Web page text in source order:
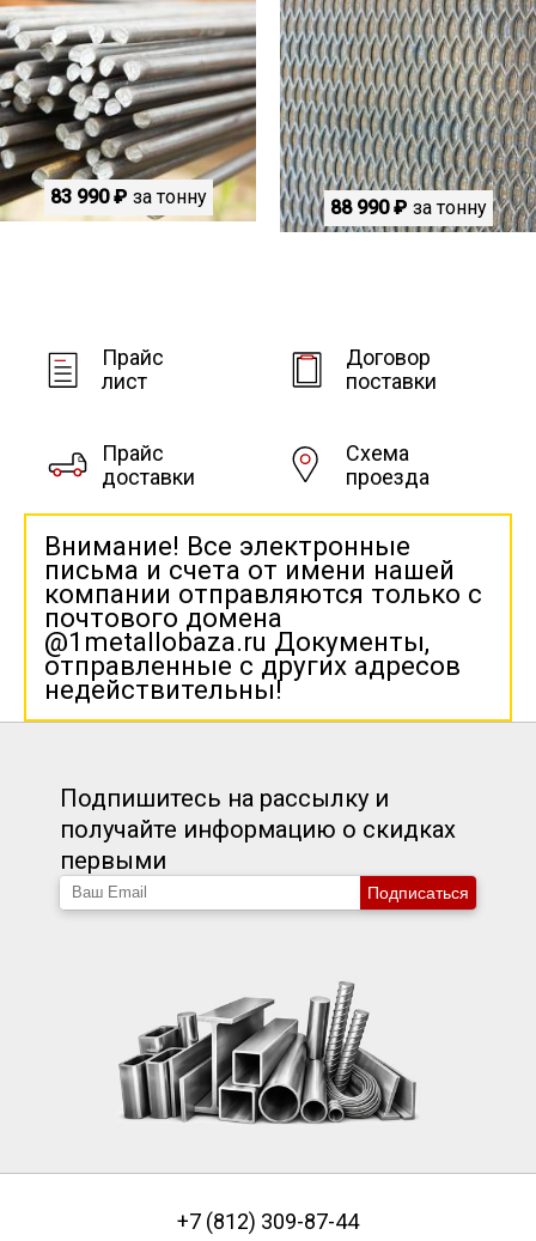
83 990 ₽ за тонну 88 990 ₽ за тонну
Прайс
лист
Договор
поставки
Прайс
доставки
Схема
проезда
Внимание! Все электронные
письма и счета от имени нашей
компании отправляются только с
почтового домена
@1metallobaza.ru Документы,
отправленные с других адресов
недействительны!
Подпишитесь на рассылку и
получайте информацию о скидках
первыми
Подписаться
+7 (812) 309-87-44